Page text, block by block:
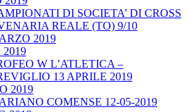
DI SOCIETA’ DI CROSS
REALE (TO) 9/10
2019
W L’ATLETICA –
13 APRILE 2019
2019
COMENSE 12-05-2019